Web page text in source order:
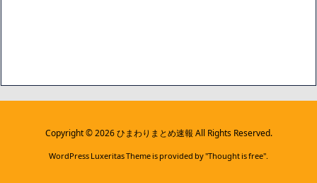
Copyright ©2026 ひまわりまとめ速報 All Rights Reserved.
WordPress Luxeritas Theme is provided by "Thought is free".